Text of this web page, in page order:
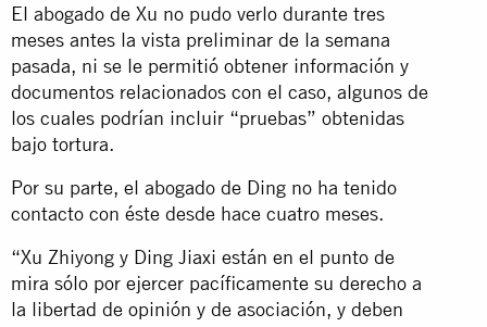
El abogado de Xu no pudo verlo durante tres
meses antes la vista preliminar de la semana
pasada, ni se le permitió obtener información y
documentos relacionados con el caso, algunos de
los cuales podrían incluir “pruebas” obtenidas
bajo tortura.
Por su parte, el abogado de Ding no ha tenido
contacto con éste desde hace cuatro meses.
“Xu Zhiyong y Ding Jiaxi están en el punto de
mira sólo por ejercer pacíficamente su derecho a
la libertad de opinión y de asociación, y deben